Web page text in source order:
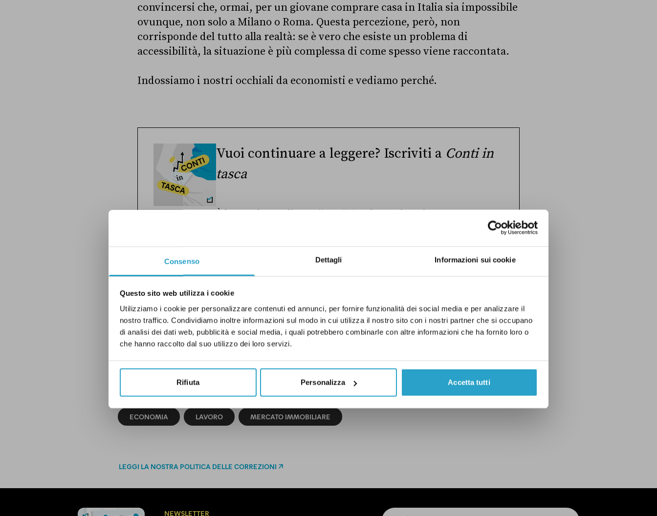
Consenso Dettagli Informazioni sui cookie
Questo sito web utilizza i cookie
Utilizziamo i cookie per personalizzare contenuti ed annunci, per fornire funzionalità dei social media e per analizzare il
nostro traffico. Condividiamo inoltre informazioni sul modo in cui utilizza il nostro sito con i nostri partner che si occupano
di analisi dei dati web, pubblicità e social media, i quali potrebbero combinarle con altre informazioni che ha fornito loro o
che hanno raccolto dal suo utilizzo dei loro servizi.
Rifiuta Personalizza Accetta tutti
convincersi che, ormai, per un giovane comprare casa in Italia sia impossibile
ovunque, non solo a Milano o Roma. Questa percezione, però, non
corrisponde del tutto alla realtà: se è vero che esiste un problema di
accessibilità, la situazione è più complessa di come spesso viene raccontata.
Indossiamo i nostri occhiali da economisti e vediamo perché.
Vuoi continuare a leggere? Iscriviti a Conti in
tasca
È la newsletter diPagella Politicache ogni settimana racconta
l’attualità politica attraverso le lenti dell’economia. Arriva gratis
Ho preso visione dell’ informativa privacy
ECONOMIA LAVORO MERCATO IMMOBILIARE
LEGGI LA NOSTRA POLITICA DELLE CORREZIONI
NEWSLETTER